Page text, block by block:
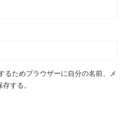
るためブラウザーに自分の名前、メ
する。